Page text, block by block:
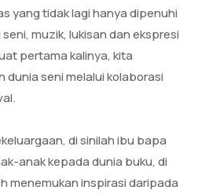
yang tidak lagi hanya dipenuhi
muzik, lukisan dan ekspresi
pertama kalinya, kita
dunia seni melalui kolaborasi
di sinilah ibu bapa
anak kepada dunia buku, di
menemukan inspirasi daripada